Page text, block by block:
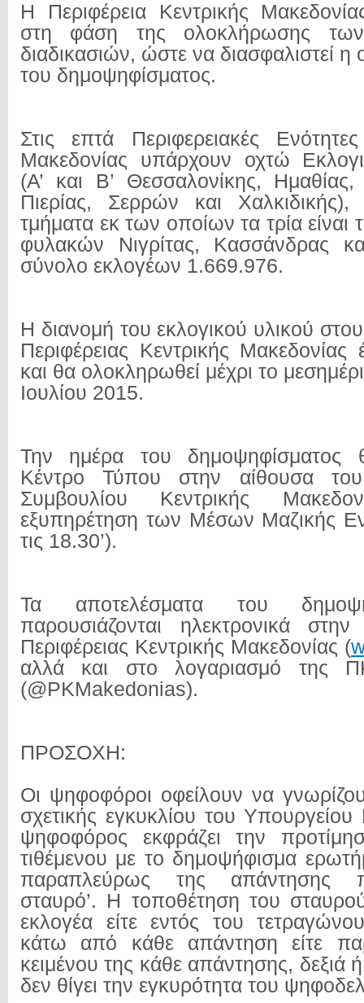
Η Περιφέρεια Κεντρικής
στη φάση της ολοκλήρωσης των
διαδικασιών, ώστε να διασφαλιστεί
του δημοψηφίσματος.
Στις επτά Περιφερειακές
Μακεδονίας υπάρχουν οχτώ
(Α’ και Β’ Θεσσαλονίκης, Ημαθίας,
Πιερίας, Σερρών και
τμήματα εκ των οποίων τα τρία είναι
φυλακών Νιγρίτας, Κασσάνδρας
σύνολο εκλογέων 1.669.976.
Η διανομή του εκλογικού υλικού
Περιφέρειας Κεντρικής Μακεδονίας
και θα ολοκληρωθεί μέχρι το
Ιουλίου 2015.
Την ημέρα του δημοψηφίσματος
Κέντρο Τύπου στην αίθουσα του
Συμβουλίου Κεντρικής
εξυπηρέτηση των Μέσων Μαζικής
τις 18.30’).
Τα αποτελέσματα του
παρουσιάζονται ηλεκτρονικά στην
Περιφέρειας Κεντρικής Μακεδονίας (
αλλά και στο λογαριασμό της
(@PKMakedonias).
ΠΡΟΣΟΧΗ:
Οι ψηφοφόροι οφείλουν να
σχετικής εγκυκλίου του
ψηφοφόρος εκφράζει την
τιθέμενου με το δημοψήφισμα
παραπλεύρως της απάντησης
σταυρό’. Η τοποθέτηση του
εκλογέα είτε εντός του
κάτω από κάθε απάντηση είτε
κειμένου της κάθε απάντησης, δεξιά
δεν θίγει την εγκυρότητα του